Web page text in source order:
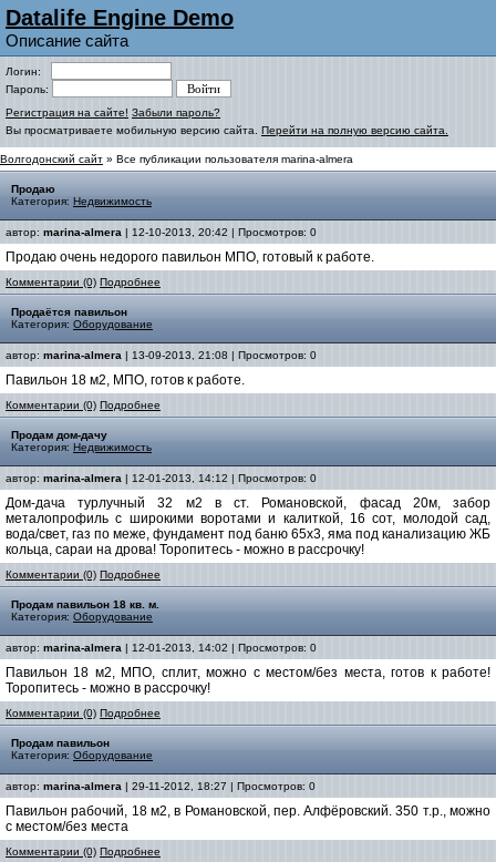
Datalife Engine Demo
Описание сайта
Логин:
Пароль:
Регистрация на сайте! Забыли пароль?
Вы просматриваете мобильную версию сайта. Перейти на полную версию сайта.
Волгодонский сайт » Все публикации пользователя marina-almera
Продаю
Категория: Недвижимость
автор: marina-almera | 12-10-2013, 20:42 | Просмотров: 0
Продаю очень недорого павильон МПО, готовый к работе.
Комментарии (0) Подробнее
Продаётся павильон
Категория: Оборудование
автор: marina-almera | 13-09-2013, 21:08 | Просмотров: 0
Павильон 18 м2, МПО, готов к работе.
Комментарии (0) Подробнее
Продам дом-дачу
Категория: Недвижимость
автор: marina-almera | 12-01-2013, 14:12 | Просмотров: 0
Дом-дача турлучный 32 м2 в ст. Романовской, фасад 20м, забор
металопрофиль с широкими воротами и калиткой, 16 сот, молодой сад,
вода/свет, газ по меже, фундамент под баню 65х3, яма под канализацию ЖБ
кольца, сараи на дрова! Торопитесь - можно в рассрочку!
Комментарии (0) Подробнее
Продам павильон 18 кв. м.
Категория: Оборудование
автор: marina-almera | 12-01-2013, 14:02 | Просмотров: 0
Павильон 18 м2, МПО, сплит, можно с местом/без места, готов к работе!
Торопитесь - можно в рассрочку!
Комментарии (0) Подробнее
Продам павильон
Категория: Оборудование
автор: marina-almera | 29-11-2012, 18:27 | Просмотров: 0
Павильон рабочий, 18 м2, в Романовской, пер. Алфёровский. 350 т.р., можно
с местом/без места
Комментарии (0) Подробнее